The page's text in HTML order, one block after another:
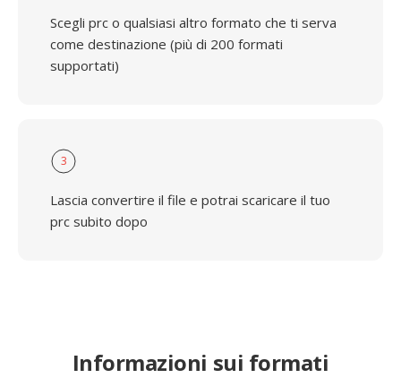
Scegli prc o qualsiasi altro formato che ti serva
come destinazione (più di 200 formati
supportati)
3
Lascia convertire il file e potrai scaricare il tuo
prc subito dopo
Informazioni sui formati